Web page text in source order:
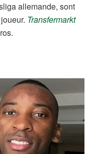
allemande, sont
Transfermarkt